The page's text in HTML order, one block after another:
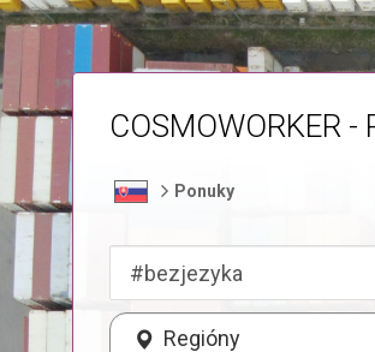
COSMOWORKER
Ponuky
Regióny